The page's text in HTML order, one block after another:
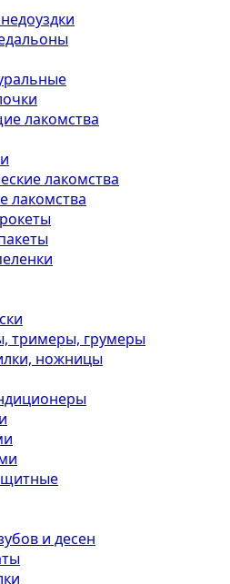
лакомства
лакомства
лакомства
тримеры, грумеры
ножницы
и десен